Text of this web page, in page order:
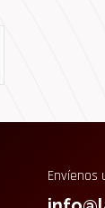
Envíenos